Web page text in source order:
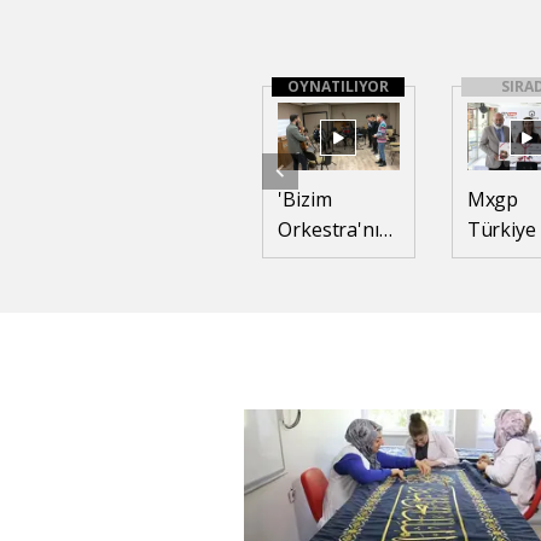
OYNATILIYOR
'Bizim
Orkestra'nın
hedefi
Mxgp
Afyon